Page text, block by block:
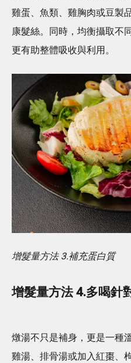
雞蛋、魚類、雞胸肉或豆製
康髮絲。同時，均衡攝取不
更有助整體吸收與利用。
增髮量方法 3.補充蛋白質
增髮量方法 4.多喝針
燉湯不只是補身，更是一種
雞湯、排骨湯或加入紅棗、